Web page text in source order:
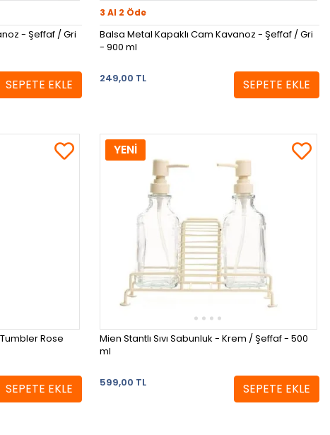
- Şeffaf / Gri
SEPETE EKLE
3 Al 2 Öde
Balsa Metal Kapaklı Cam Kavanoz - Şeffaf / Gri
- 900 ml
249,00 TL SEPETE EKLE
Rose
SEPETE EKLE
Mien Stantlı Sıvı Sabunluk - Krem / Şeffaf - 500
ml
599,00 TL SEPETE EKLE
YENİ